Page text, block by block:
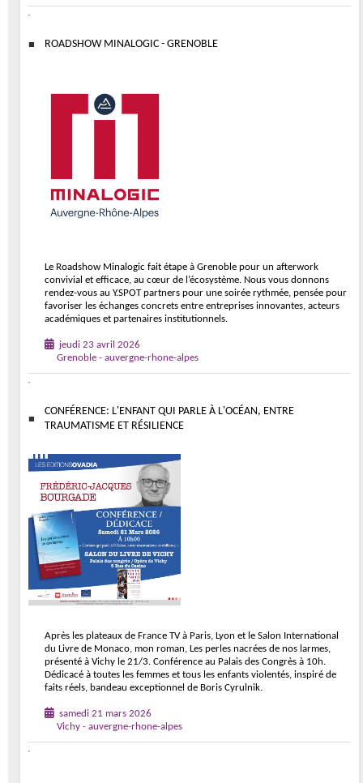
ROADSHOW MINALOGIC - GRENOBLE
Le Roadshow Minalogic fait étape à Grenoble pour un afterwork
convivial et efficace, au cœur de l’écosystème. Nous vous donnons
rendez-vous au Y.SPOT partners pour une soirée rythmée, pensée pour
favoriser les échanges concrets entre entreprises innovantes, acteurs
académiques et partenaires institutionnels.
jeudi 23 avril 2026
Grenoble - auvergne-rhone-alpes
CONFÉRENCE: L'ENFANT QUI PARLE À L'OCÉAN, ENTRE
TRAUMATISME ET RÉSILIENCE
Après les plateaux de France TV à Paris, Lyon et le Salon International
du Livre de Monaco, mon roman, Les perles nacrées de nos larmes,
présenté à Vichy le 21/3. Conférence au Palais des Congrès à 10h.
Dédicacé à toutes les femmes et tous les enfants violentés, inspiré de
faits réels, bandeau exceptionnel de Boris Cyrulnik.
samedi 21 mars 2026
Vichy - auvergne-rhone-alpes